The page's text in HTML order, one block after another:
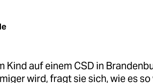
Kind auf einem CSD in
wird, fragt sie sich, wie es